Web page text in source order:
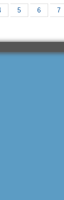
5 6 7